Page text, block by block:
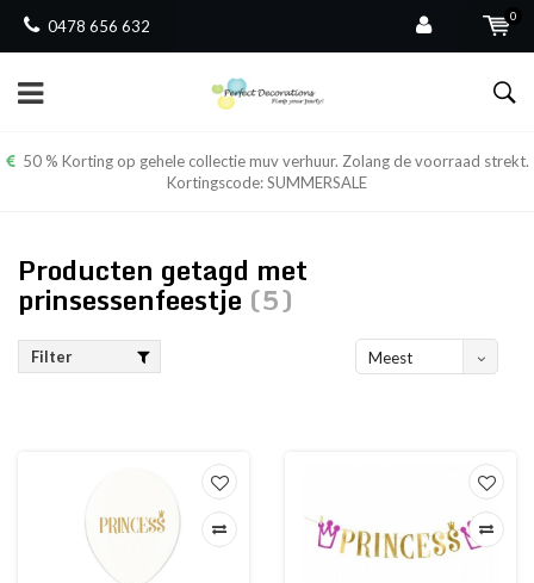
0478 656 632
0
50 % Korting op gehele collectie muv verhuur. Zolang de voorraad strekt.
Kortingscode: SUMMERSALE
Producten getagd met
prinsessenfeestje (5)
Filter
Meest